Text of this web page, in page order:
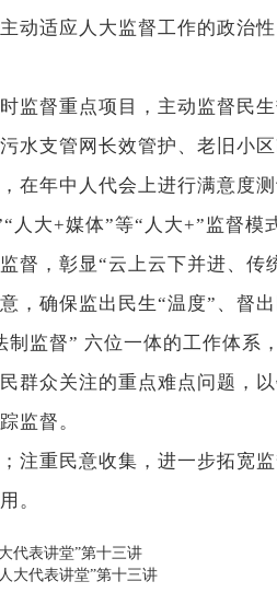
动适应人大监督工作的政治
监督重点项目，主动监督民
支管网长效管护、老旧小
在年中人代会上进行满意度测
人大+媒体”等“人大+”监督
，彰显“云上云下并进、
，确保监出民生“温度”、督
监督” 六位一体的工作体系
群众关注的重点难点问题，
监督。
重民意收集，进一步拓宽
。
代表讲堂”第十三讲
大代表讲堂”第十三讲